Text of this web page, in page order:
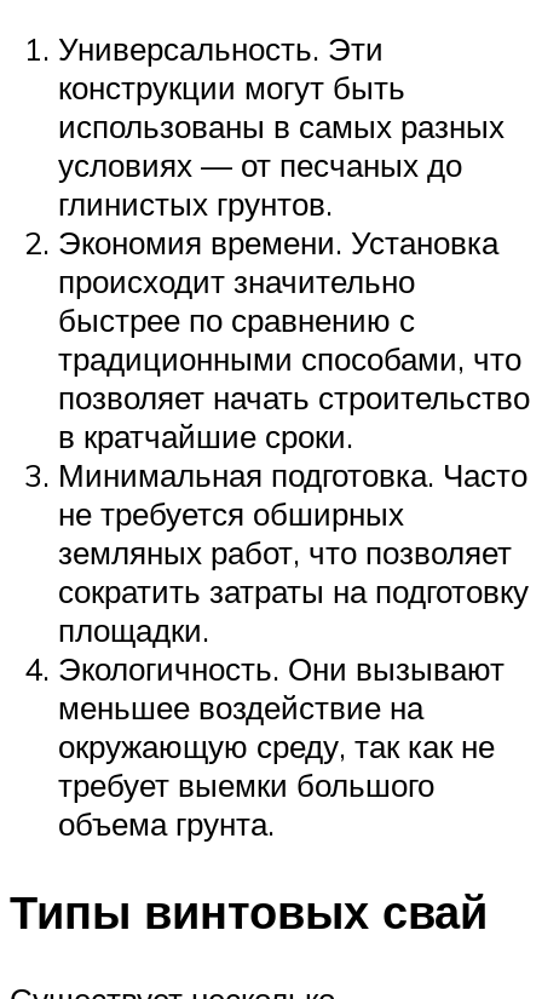
Универсальность. Эти
конструкции могут быть
использованы в самых разных
условиях — от песчаных до
глинистых грунтов.
Экономия времени. Установка
происходит значительно
быстрее по сравнению с
традиционными способами, что
позволяет начать строительство
в кратчайшие сроки.
Минимальная подготовка. Часто
не требуется обширных
земляных работ, что позволяет
сократить затраты на подготовку
площадки.
Экологичность. Они вызывают
меньшее воздействие на
окружающую среду, так как не
требует выемки большого
объема грунта.
Типы винтовых свай